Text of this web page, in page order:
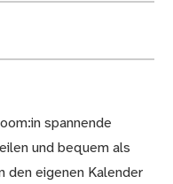
spannende
und bequem als
den eigenen Kalender